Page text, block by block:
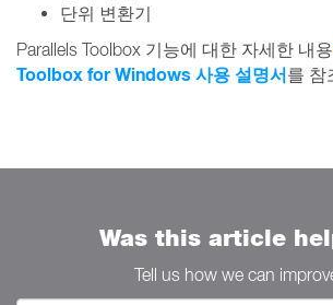
단위 변환기
Parallels Toolbox 기능에 대한 자세한 내용
Toolbox for Windows 사용 설명서를 참
Was this article
Tell us how we can